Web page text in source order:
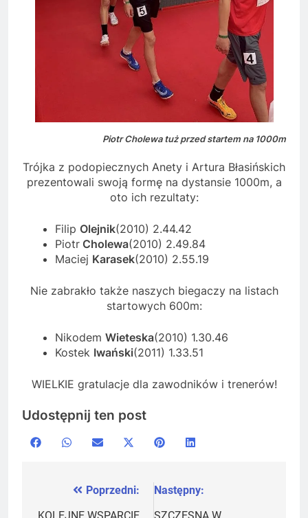
Piotr Cholewa tuż przed startem na 1000m
Trójka z podopiecznych Anety i Artura Błasińskich
prezentowali swoją formę na dystansie 1000m, a
oto ich rezultaty:
Filip Olejnik(2010) 2.44.42
Piotr Cholewa(2010) 2.49.84
Maciej Karasek(2010) 2.55.19
Nie zabrakło także naszych biegaczy na listach
startowych 600m:
Nikodem Wieteska(2010) 1.30.46
Kostek Iwański(2011) 1.33.51
WIELKIE gratulacje dla zawodników i trenerów!
Udostępnij ten post
Share
Facebook
Share
WhatsApp
Share
Email
Share
Share
Pinterest
NawigacjaPoprzedni:
Następny: